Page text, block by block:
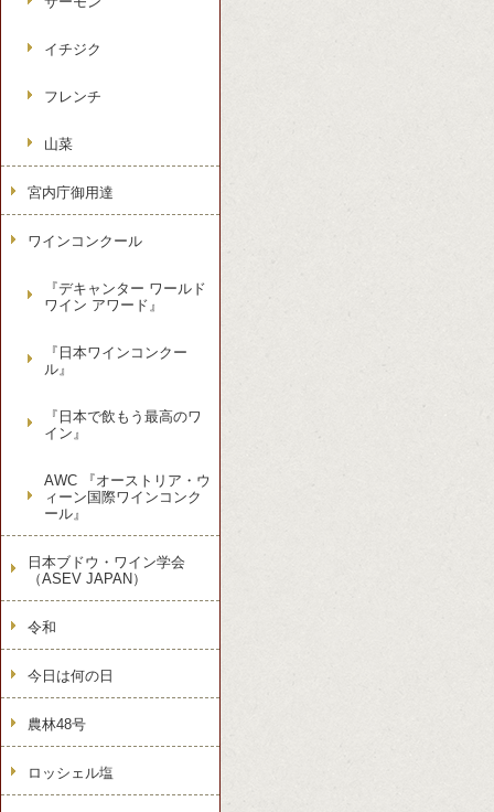
イチジク
フレンチ
山菜
宮内庁御用達
ワインコンクール
『デキャンター ワールド
ワイン アワード』
『日本ワインコンクー
ル』
『日本で飲もう最高のワ
イン』
AWC 『オーストリア・ウ
ィーン国際ワインコンク
ール』
日本ブドウ・ワイン学会
（ASEV JAPAN）
令和
今日は何の日
農林48号
ロッシェル塩